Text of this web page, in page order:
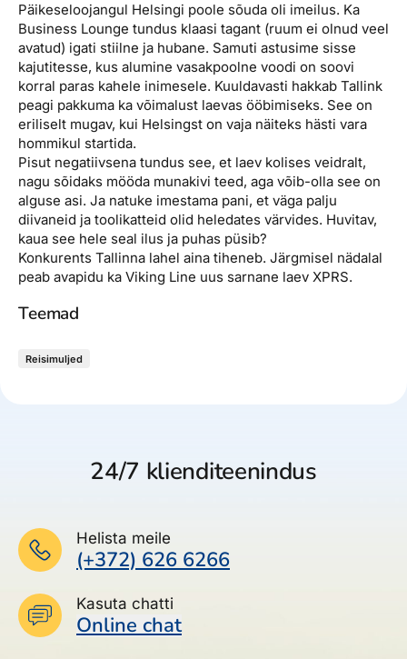
Päikeseloojangul Helsingi poole sõuda oli imeilus. Ka
Business Lounge tundus klaasi tagant (ruum ei olnud veel
avatud) igati stiilne ja hubane. Samuti astusime sisse
kajutitesse, kus alumine vasakpoolne voodi on soovi
korral paras kahele inimesele. Kuuldavasti hakkab Tallink
peagi pakkuma ka võimalust laevas ööbimiseks. See on
eriliselt mugav, kui Helsingst on vaja näiteks hästi vara
hommikul startida.
Pisut negatiivsena tundus see, et laev kolises veidralt,
nagu sõidaks mööda munakivi teed, aga võib-olla see on
alguse asi. Ja natuke imestama pani, et väga palju
diivaneid ja toolikatteid olid heledates värvides. Huvitav,
kaua see hele seal ilus ja puhas püsib?
Konkurents Tallinna lahel aina tiheneb. Järgmisel nädalal
peab avapidu ka Viking Line uus sarnane laev XPRS.
Teemad
Reisimuljed
24/7 klienditeenindus
Helista meile
(+372) 626 6266
Kasuta chatti
Online chat